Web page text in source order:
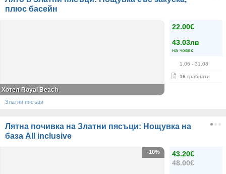
плюс басейн
22.00€
43.03лв
на човек
1.06 - 31.08
16 грабнати
Хотел Royal Beach
Златни пясъци
Лятна почивка на Златни пясъци: Нощувка на
база All inclusive
43.20€
48.00€
-10%